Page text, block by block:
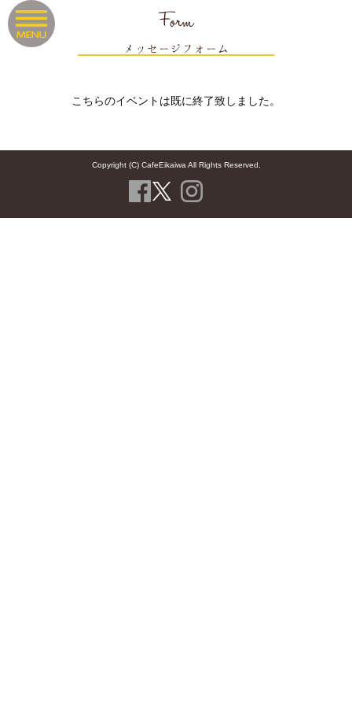
Form
メッセージフォーム
こちらのイベントは既に終了致しました。
Copyright (C) CafeEikaiwa All Rights Reserved.